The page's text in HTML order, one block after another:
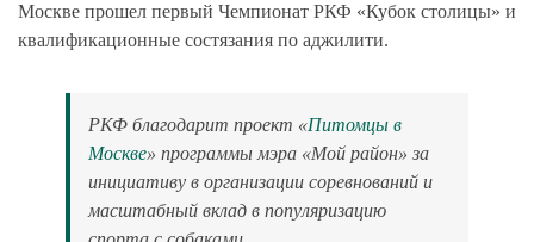
Москве прошел первый Чемпионат РКФ «Кубок столицы» и
квалификационные состязания по аджилити.
РКФ благодарит проект «Питомцы в
Москве» программы мэра «Мой район» за
инициативу в организации соревнований и
масштабный вклад в популяризацию